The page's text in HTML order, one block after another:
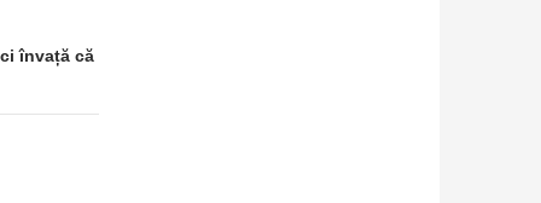
învață că